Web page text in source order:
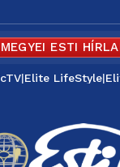
MEGYEI ESTI
|Elite LifeStyle|